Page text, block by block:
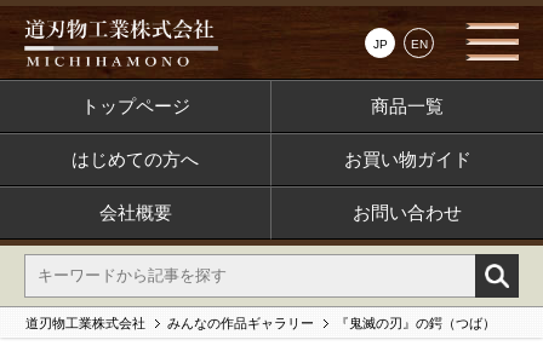
JP EN
トップページ 商品一覧
はじめての方へ お買い物ガイド
会社概要 お問い合わせ
道刃物工業株式会社 みんなの作品ギャラリー 『鬼滅の刃』の鍔（つば）